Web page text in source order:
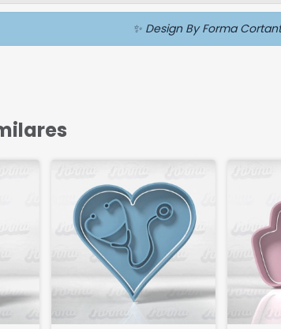
✨ Design By Forma